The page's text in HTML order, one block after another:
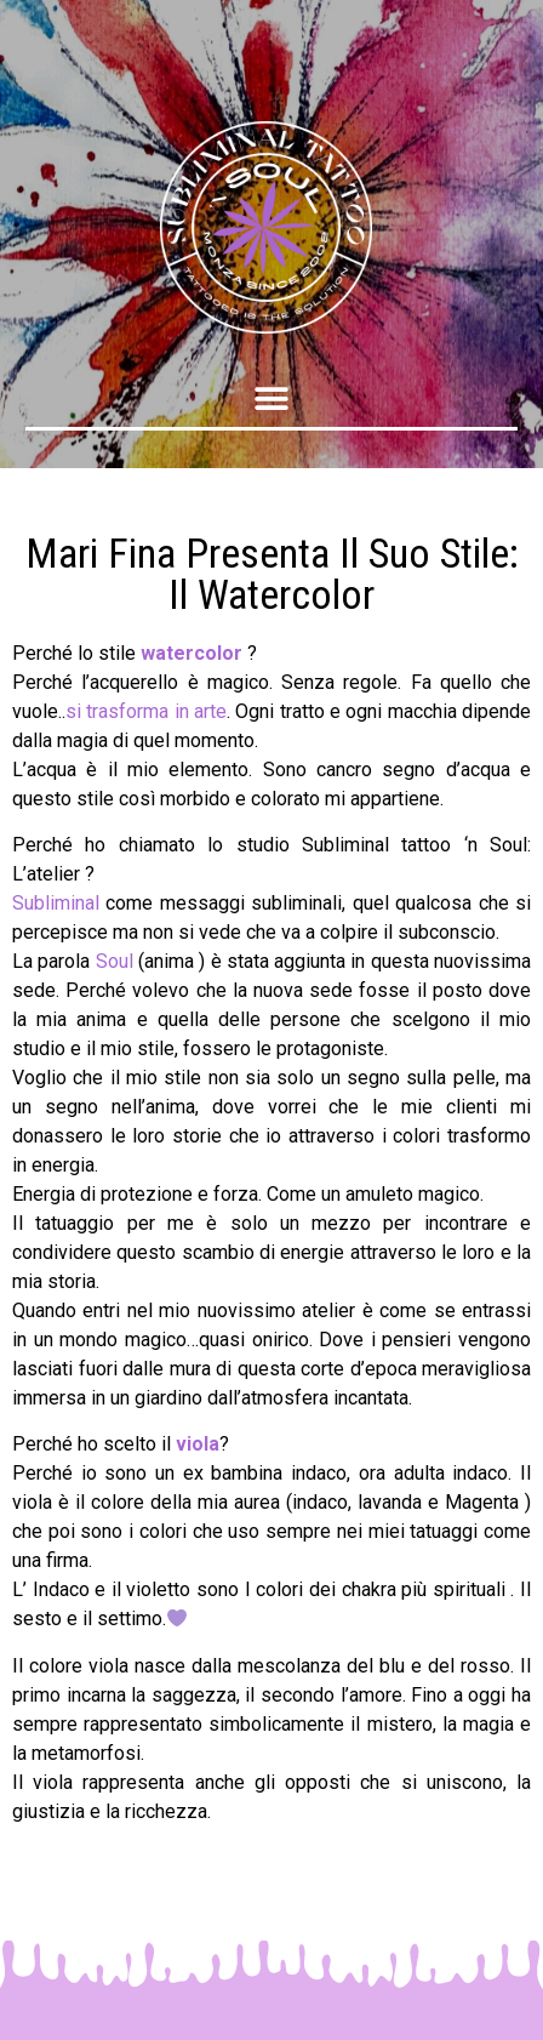
Mari Fina Presenta Il Suo Stile:
Il Watercolor
Perché lo stile watercolor ?
Perché l’acquerello è magico. Senza regole. Fa quello che
vuole..si trasforma in arte. Ogni tratto e ogni macchia dipende
dalla magia di quel momento.
L’acqua è il mio elemento. Sono cancro segno d’acqua e
questo stile così morbido e colorato mi appartiene.
Perché ho chiamato lo studio Subliminal tattoo ‘n Soul:
L’atelier ?
Subliminal come messaggi subliminali, quel qualcosa che si
percepisce ma non si vede che va a colpire il subconscio.
La parola Soul (anima ) è stata aggiunta in questa nuovissima
sede. Perché volevo che la nuova sede fosse il posto dove
la mia anima e quella delle persone che scelgono il mio
studio e il mio stile, fossero le protagoniste.
Voglio che il mio stile non sia solo un segno sulla pelle, ma
un segno nell’anima, dove vorrei che le mie clienti mi
donassero le loro storie che io attraverso i colori trasformo
in energia.
Energia di protezione e forza. Come un amuleto magico.
Il tatuaggio per me è solo un mezzo per incontrare e
condividere questo scambio di energie attraverso le loro e la
mia storia.
Quando entri nel mio nuovissimo atelier è come se entrassi
in un mondo magico…quasi onirico. Dove i pensieri vengono
lasciati fuori dalle mura di questa corte d’epoca meravigliosa
immersa in un giardino dall’atmosfera incantata.
Perché ho scelto il viola?
Perché io sono un ex bambina indaco, ora adulta indaco. Il
viola è il colore della mia aurea (indaco, lavanda e Magenta )
che poi sono i colori che uso sempre nei miei tatuaggi come
una firma.
L’ Indaco e il violetto sono I colori dei chakra più spirituali . Il
sesto e il settimo.
Il colore viola nasce dalla mescolanza del blu e del rosso. Il
primo incarna la saggezza, il secondo l’amore. Fino a oggi ha
sempre rappresentato simbolicamente il mistero, la magia e
la metamorfosi.
Il viola rappresenta anche gli opposti che si uniscono, la
giustizia e la ricchezza.